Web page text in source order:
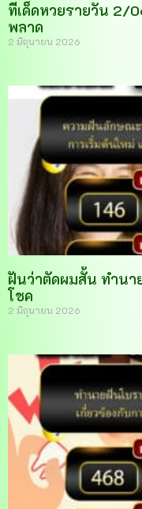
ทีเด็ดหวยรายวัน 2/
พลาด
2 มิถุนายน 2026
ฝันว่าตัดผมสั้น ทำนา
โชค
2 มิถุนายน 2026